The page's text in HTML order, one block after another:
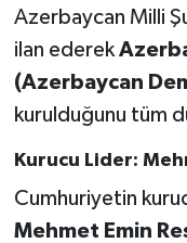
Azerbaycan Milli
ilan ederek
(Azerbaycan
kurulduğunu tüm
Kurucu Lider:
Cumhuriyetin
Mehmet Emin